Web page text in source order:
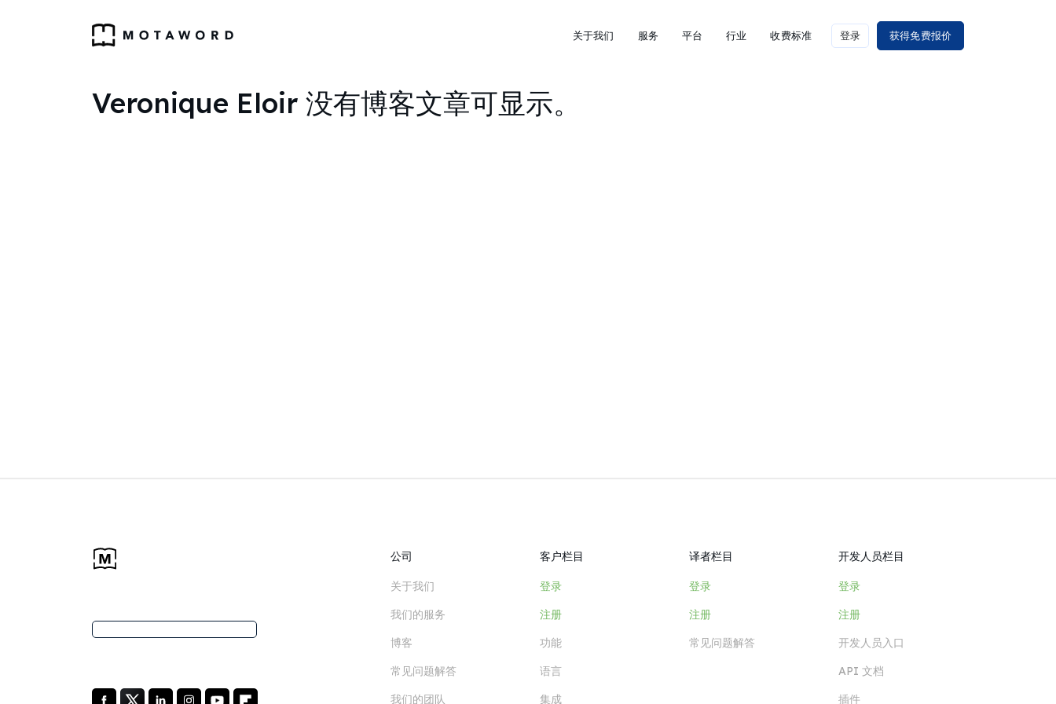
关于我们 服务 平台 行业 收费标准 登录 获得免费报价
Veronique Eloir 没有博客文章可显示。
公司
关于我们
我们的服务
博客
常见问题解答
我们的团队
客户栏目
登录
注册
功能
语言
集成
译者栏目
登录
注册
常见问题解答
开发人员栏目
登录
注册
开发人员入口
API 文档
插件